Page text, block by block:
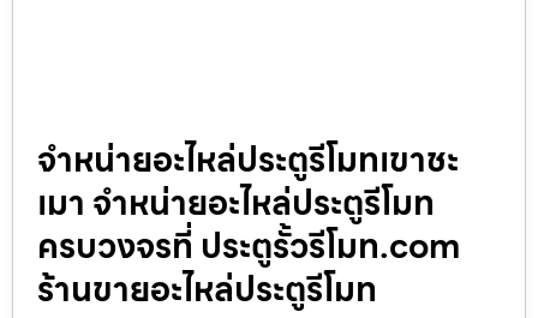
จำหน่ายอะไหล่ประตูรีโมทเขาชะ
เมา จำหน่ายอะไหล่ประตูรีโมท
ครบวงจรที่ ประตูรั้วรีโมท.com
ร้านขายอะไหล่ประตูรีโมท